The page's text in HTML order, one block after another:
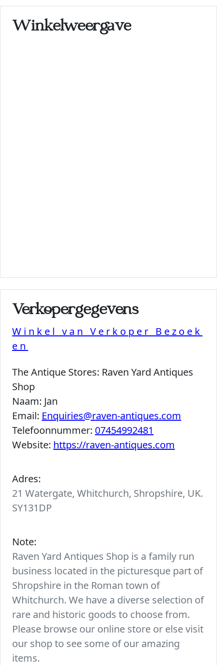
Winkelweergave
Verkopergegevens
Winkel van Verkoper Bezoek
en
The Antique Stores: Raven Yard Antiques
Shop
Naam: Jan
Email: Enquiries@raven-antiques.com
Telefoonnummer: 07454992481
Website: https://raven-antiques.com
Adres:
21 Watergate, Whitchurch, Shropshire, UK.
SY131DP
Note:
Raven Yard Antiques Shop is a family run
business located in the picturesque part of
Shropshire in the Roman town of
Whitchurch. We have a diverse selection of
rare and historic goods to choose from.
Please browse our online store or else visit
our shop to see some of our amazing
items.